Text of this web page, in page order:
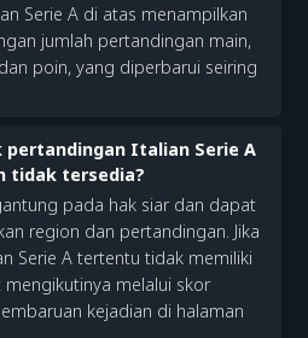
Serie A di atas menampilkan
jumlah pertandingan main,
poin, yang diperbarui seiring
pertandingan Italian Serie A
tidak tersedia?
pada hak siar dan dapat
region dan pertandingan. Jika
Serie A tertentu tidak memiliki
melalui skor
kejadian di halaman